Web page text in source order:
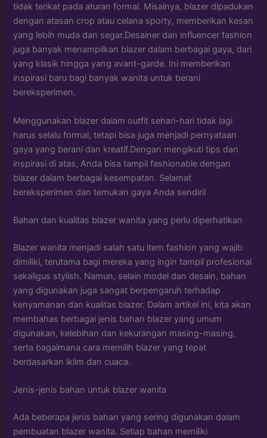
tidak terikat pada aturan formal. Misalnya, blazer dipadukan
dengan atasan crop atau celana sporty, memberikan kesan
yang lebih muda dan segar.Desainer dan influencer fashion
juga banyak menampilkan blazer dalam berbagai gaya, dari
yang klasik hingga yang avant-garde. Ini memberikan
inspirasi baru bagi banyak wanita untuk berani
bereksperimen.
Menggunakan blazer dalam outfit sehari-hari tidak lagi
harus selalu formal, tetapi bisa juga menjadi pernyataan
gaya yang berani dan kreatif.Dengan mengikuti tips dan
inspirasi di atas, Anda bisa tampil fashionable dengan
blazer dalam berbagai kesempatan. Selamat
bereksperimen dan temukan gaya Anda sendiri!
Bahan dan kualitas blazer wanita yang perlu diperhatikan
Blazer wanita menjadi salah satu item fashion yang wajib
dimiliki, terutama bagi mereka yang ingin tampil profesional
sekaligus stylish. Namun, selain model dan desain, bahan
yang digunakan juga sangat berpengaruh terhadap
kenyamanan dan kualitas blazer. Dalam artikel ini, kita akan
membahas berbagai jenis bahan blazer yang umum
digunakan, kelebihan dan kekurangan masing-masing,
serta bagaimana cara memilih blazer yang tepat
berdasarkan iklim dan cuaca.
Jenis-jenis bahan untuk blazer wanita
Ada beberapa jenis bahan yang sering digunakan dalam
pembuatan blazer wanita. Setiap bahan memiliki